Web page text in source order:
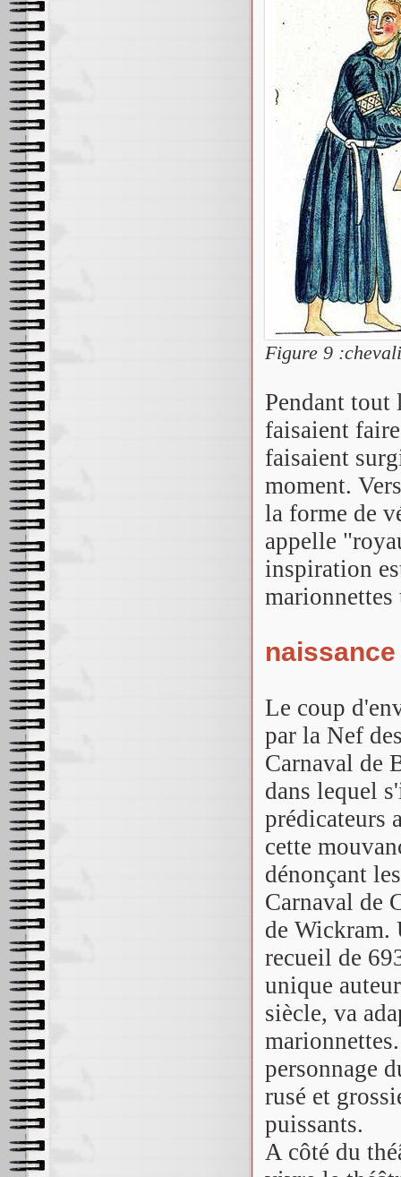
Figure 9
Pendant tout
faisaient
faisaient
moment.
la forme de
appelle
inspiration
Le coup
par la Nef
Carnaval de
dans lequel
prédicateurs
cette
dénonçant
Carnaval de
de Wickram.
recueil de
unique
siècle, va
personnage
rusé et
puissants.
A côté du